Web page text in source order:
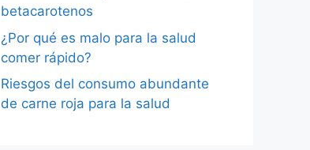
betacarotenos
¿Por qué es malo para la salud
comer rápido?
Riesgos del consumo abundante
de carne roja para la salud